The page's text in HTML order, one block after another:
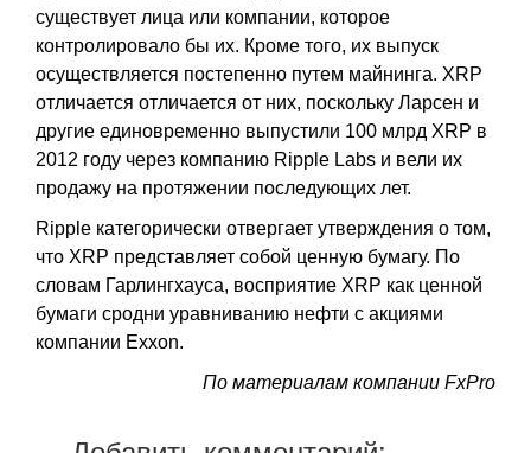
существует лица или компании, которое
контролировало бы их. Кроме того, их выпуск
осуществляется постепенно путем майнинга. XRP
отличается отличается от них, поскольку Ларсен и
другие единовременно выпустили 100 млрд XRP в
2012 году через компанию Ripple Labs и вели их
продажу на протяжении последующих лет.
Ripple категорически отвергает утверждения о том,
что XRP представляет собой ценную бумагу. По
словам Гарлингхауса, восприятие XRP как ценной
бумаги сродни уравниванию нефти с акциями
компании Exxon.
По материалам компании FxPro